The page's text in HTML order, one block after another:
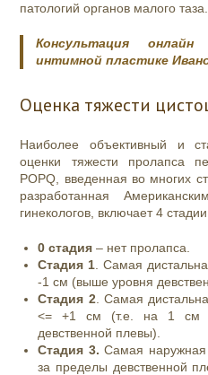
патологий органов малого таза.
Консультация
интимной пластике
Оценка тяжести
Наиболее объективный и
оценки тяжести пролапса
POPQ, введенная во многих
разработанная
гинекологов, включает 4
0 стадия – нет пролапса.
Стадия 1 . Самая
-1 см (выше уровня
Стадия 2. Самая
<= +1 см (т.е. на 1 см
девственной плевы).
Стадия 3. Самая
за пределы девственной